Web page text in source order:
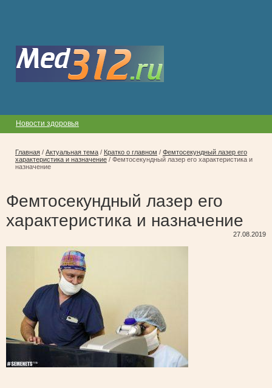
Новости здоровья
Главная / Актуальная тема / Кратко о главном / Фемтосекундный лазер его
характеристика и назначение / Фемтосекундный лазер его характеристика и
назначение
Фемтосекундный лазер его
характеристика и назначение
27.08.2019